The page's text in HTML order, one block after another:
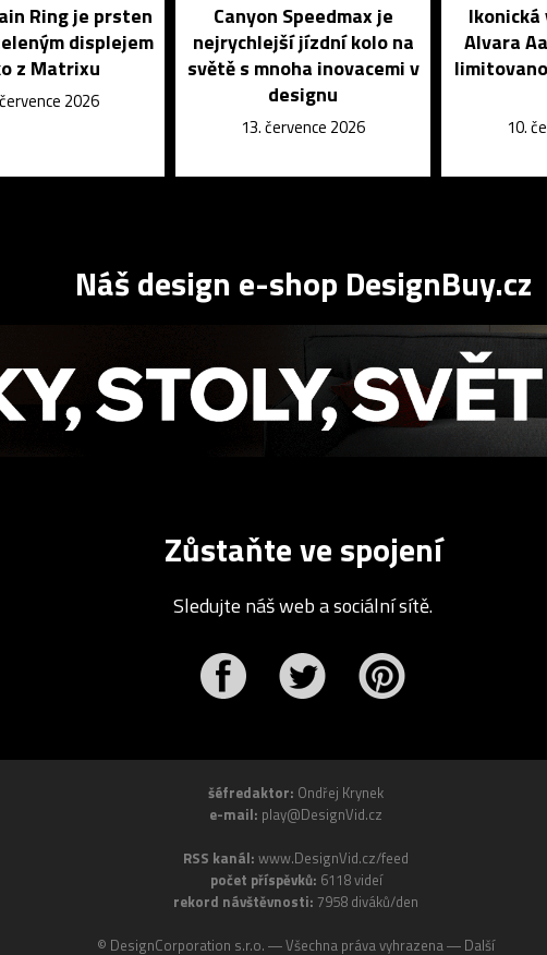
Ring je prsten
displejem
z Matrixu
2026
Canyon Speedmax je
nejrychlejší jízdní kolo na
světě s mnoha inovacemi v
designu
13. července 2026
Ikonická
Alvara
10.
Náš design e-shop DesignBuy.cz
Zůstaňte ve spojení
Sledujte náš web a sociální sítě.
šéfredaktor: Ondřej Krynek
e-mail: play@DesignVid.cz
RSS kanál: www.DesignVid.cz/feed
počet příspěvků: 6118 videí
rekord návštěvnosti: 7958 diváků/den
© DesignCorporation s.r.o. ― Všechna práva vyhrazena ― Další